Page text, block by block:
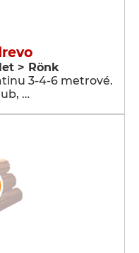
> Rönk
3-4-6 metrové.
…